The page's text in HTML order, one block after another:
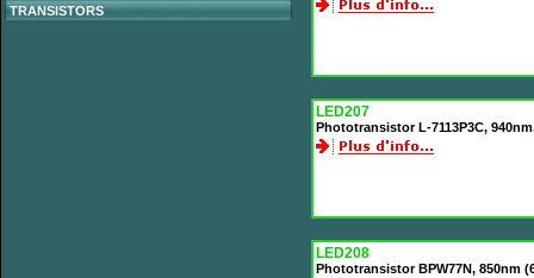
TRANSISTORS
LED207
Phototransistor L-7113P3C,
LED208
Phototransistor BPW77N, 850nm